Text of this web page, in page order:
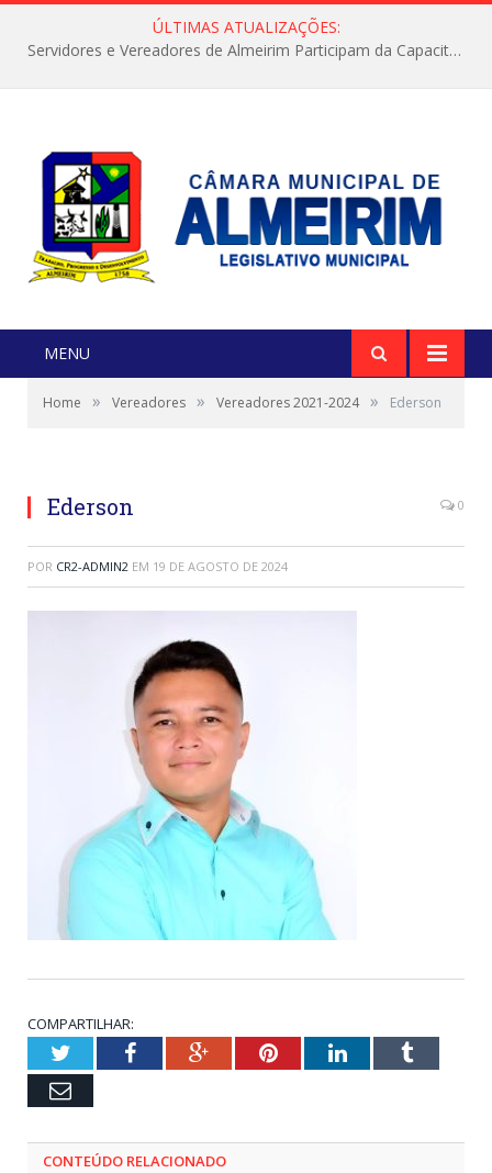
ÚLTIMAS ATUALIZAÇÕES:
Servidores e Vereadores de Almeirim Participam da Capacitação “Orientar é a Nossa Missão”
MENU
Home » Vereadores » Vereadores 2021-2024 » Ederson
Ederson 0
POR CR2-ADMIN2 EM 19 DE AGOSTO DE 2024
COMPARTILHAR:
TwitterFacebookGoogle+PinterestLinkedInTumblr
Email
CONTEÚDO RELACIONADO